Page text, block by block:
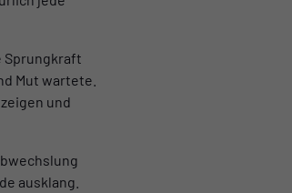
Sprungkraft
Mut wartete.
und
ausklang.